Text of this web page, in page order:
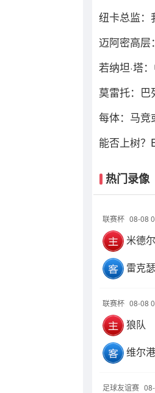
纽卡总监：
迈阿密高层
若纳坦·塔
莫雷托：巴
每体：马竞
能否上树？
热门录像
联赛杯 08-08
米德
雷克
联赛杯 08-08
狼队
维尔港
足球友谊赛